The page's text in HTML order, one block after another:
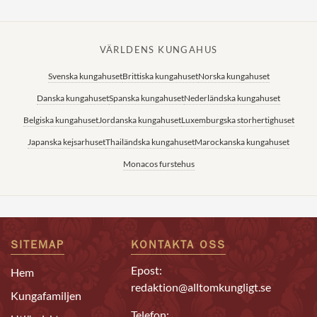
VÄRLDENS KUNGAHUS
Svenska kungahusetBrittiska kungahusetNorska kungahuset
Danska kungahusetSpanska kungahusetNederländska kungahuset
Belgiska kungahusetJordanska kungahusetLuxemburgska storhertighuset
Japanska kejsarhusetThailändska kungahusetMarockanska kungahuset
Monacos furstehus
SITEMAP
Hem
Kungafamiljen
KONTAKTA OSS
Epost:
redaktion@alltomkungligt.se